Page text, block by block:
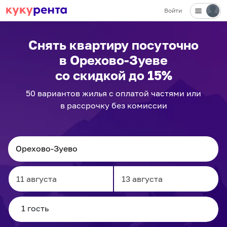
Войти
Снять квартиру посуточно
в Орехово-Зуеве
со скидкой до 15%
50 вариантов жилья с оплатой частями или
в рассрочку без комиссии
Navigate
forward
to
Navigate
to